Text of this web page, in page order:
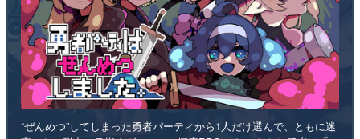
“ぜんめつ”してしまった勇者パーティから1人だけ選んで、ともに迷